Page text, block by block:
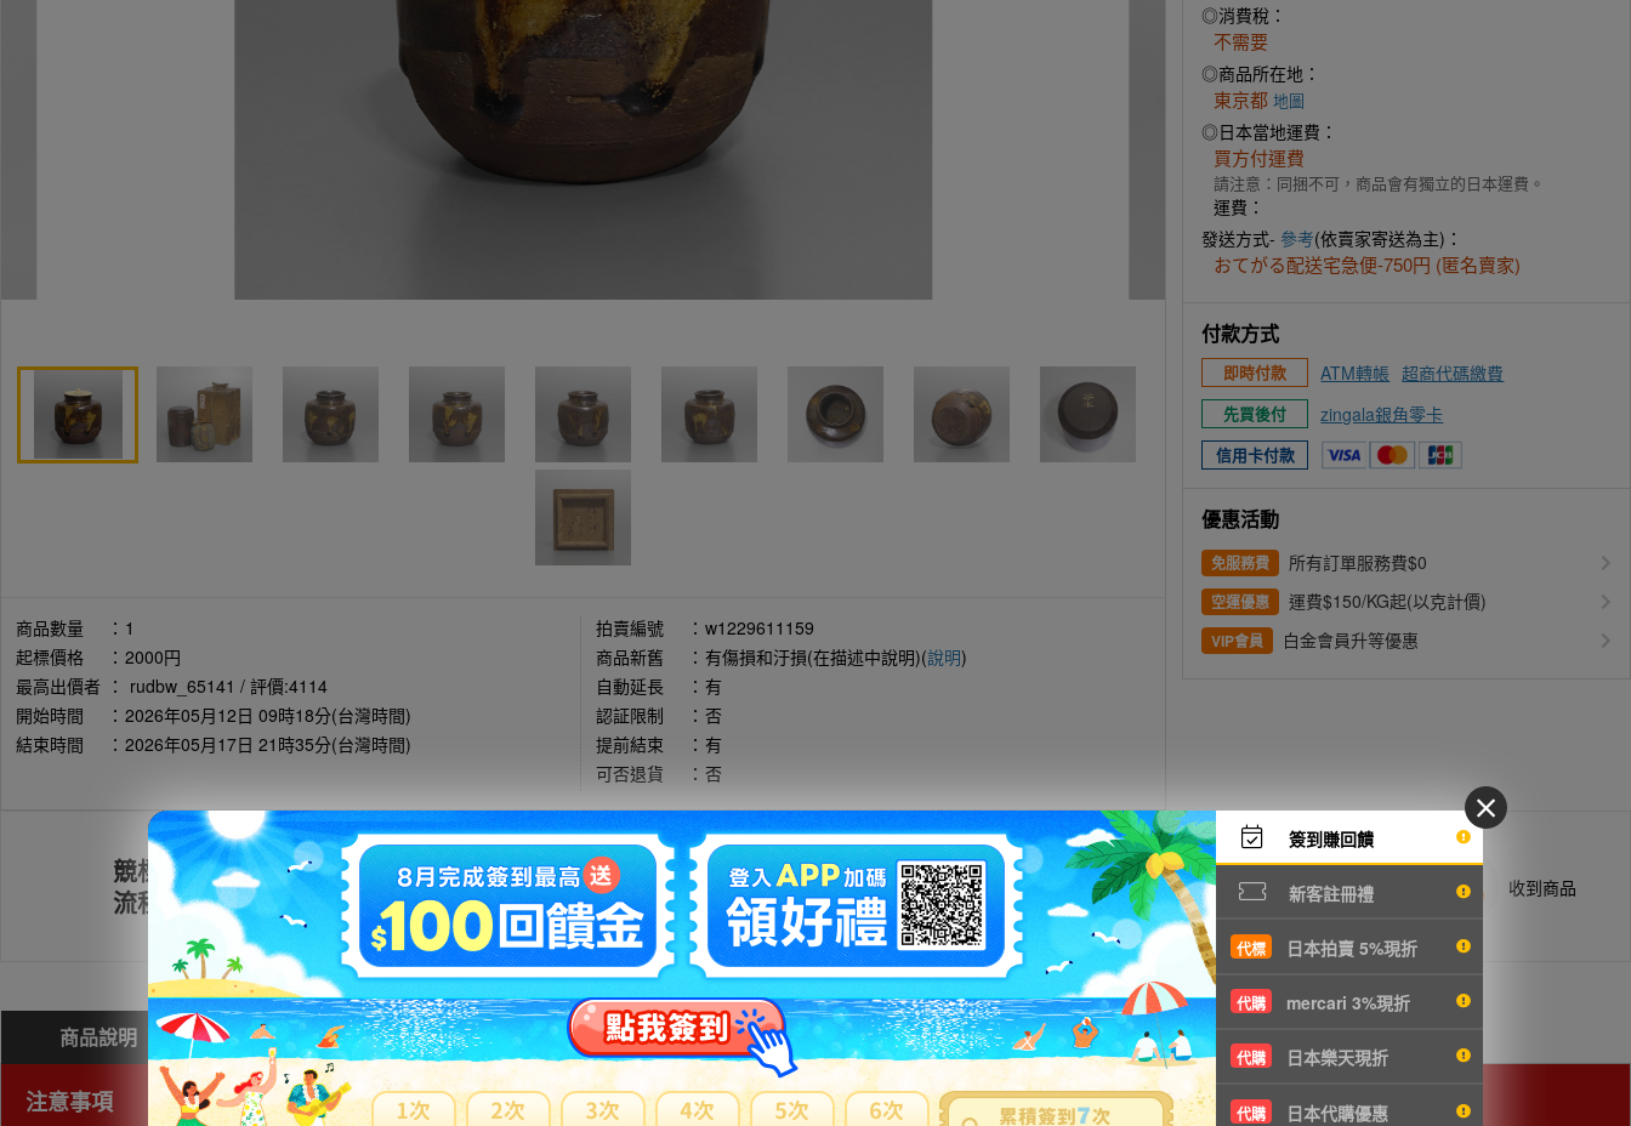
簽到賺回饋
新客註冊禮
代標 日本拍賣 5%現折
代購 mercari 3%現折
代購 日本樂天現折
代購 日本代購優惠
商品數量 ： 1
起標價格
： 2000円
最高出價者 ： rudbw_65141 / 評價:4114
開始時間
： 2026年05月12日 09時18分(台灣時間)
結束時間
： 2026年05月17日 21時35分(台灣時間)
拍賣編號 ： w1229611159
商品新舊
： 有傷損和汙損(在描述中說明)(說明)
自動延長
： 有
認証限制
： 否
提前結束
： 有
可否退貨
： 否
◎消費稅：
不需要
◎商品所在地：
東京都 地圖
◎日本當地運費：
買方付運費
請注意：同捆不可，商品會有獨立的日本運費。
運費：
發送方式- 參考(依賣家寄送為主)：
おてがる配送宅急便-750円 (匿名賣家)
付款方式
即時付款 ATM轉帳 超商代碼繳費
先買後付 zingala銀角零卡
信用卡付款
優惠活動
免服務費 所有訂單服務費$0
空運優惠 運費$150/KG起(以克計價)
VIP會員 白金會員升等優惠
競標
流程
註冊會員 出價競標 得標填寫委託單 商品抵台通知出貨 收到商品
商品說明 問與答(0) 費用試算 問題商品反映流程
注意事項